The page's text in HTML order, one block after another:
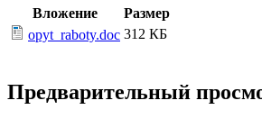
Вложение
Размер
opyt_raboty.doc 312 КБ
Предварительный